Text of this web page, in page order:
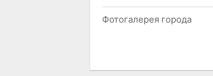
Фотогалерея города